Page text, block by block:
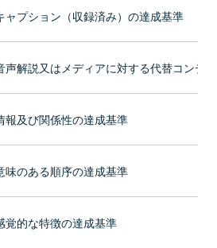
ャプション（収録済み）の達成基準
声解説又はメディアに対する代替コンテ
報及び関係性の達成基準
味のある順序の達成基準
覚的な特徴の達成基準